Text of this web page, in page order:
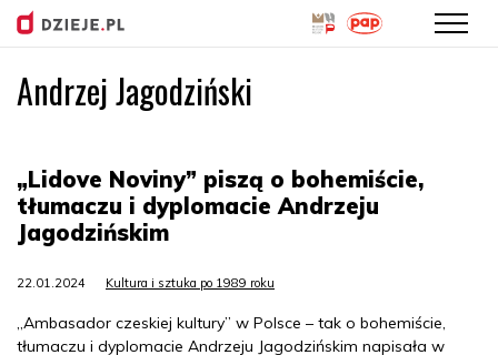
Przejdź
do
Andrzej Jagodziński
„Lidove Noviny” piszą o bohemiście,
tłumaczu i dyplomacie Andrzeju
Jagodzińskim
22.01.2024 Kultura i sztuka po 1989 roku
„Ambasador czeskiej kultury” w Polsce – tak o bohemiście,
tłumaczu i dyplomacie Andrzeju Jagodzińskim napisała w